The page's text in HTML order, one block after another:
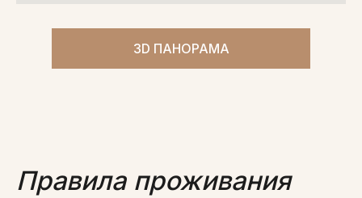
3D ПАНОРАМА
Правила проживания